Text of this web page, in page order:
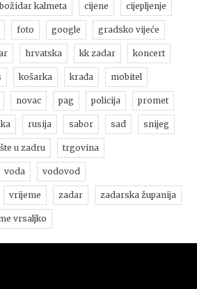
božidar kalmeta cijene cijepljenje
foto google gradsko vijeće
hrvatska kk zadar koncert
košarka krađa mobitel
novac pag policija promet
rusija sabor sad snijeg
u zadru trgovina
voda vodovod
vrijeme zadar zadarska županija
vrsaljko